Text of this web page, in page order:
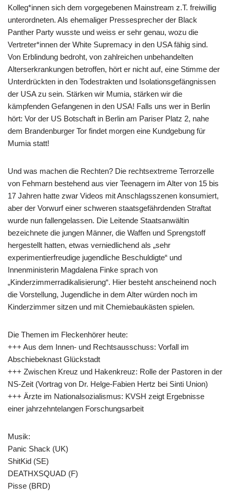
Kolleg*innen sich dem vorgegebenen Mainstream z.T. freiwillig
unterordneten. Als ehemaliger Pressesprecher der Black
Panther Party wusste und weiss er sehr genau, wozu die
Vertreter*innen der White Supremacy in den USA fähig sind.
Von Erblindung bedroht, von zahlreichen unbehandelten
Alterserkrankungen betroffen, hört er nicht auf, eine Stimme der
Unterdrückten in den Todestrakten und Isolationsgefängnissen
der USA zu sein. Stärken wir Mumia, stärken wir die
kämpfenden Gefangenen in den USA! Falls uns wer in Berlin
hört: Vor der US Botschaft in Berlin am Pariser Platz 2, nahe
dem Brandenburger Tor findet morgen eine Kundgebung für
Mumia statt!
Und was machen die Rechten? Die rechtsextreme Terrorzelle
von Fehmarn bestehend aus vier Teenagern im Alter von 15 bis
17 Jahren hatte zwar Videos mit Anschlagsszenen konsumiert,
aber der Vorwurf einer schweren staatsgefährdenden Straftat
wurde nun fallengelassen. Die Leitende Staatsanwältin
bezeichnete die jungen Männer, die Waffen und Sprengstoff
hergestellt hatten, etwas verniedlichend als „sehr
experimentierfreudige jugendliche Beschuldigte“ und
Innenministerin Magdalena Finke sprach von
„Kinderzimmerradikalisierung“. Hier besteht anscheinend noch
die Vorstellung, Jugendliche in dem Alter würden noch im
Kinderzimmer sitzen und mit Chemiebaukästen spielen.
Die Themen im Fleckenhörer heute:
+++ Aus dem Innen- und Rechtsausschuss: Vorfall im
Abschiebeknast Glückstadt
+++ Zwischen Kreuz und Hakenkreuz: Rolle der Pastoren in der
NS-Zeit (Vortrag von Dr. Helge-Fabien Hertz bei Sinti Union)
+++ Ärzte im Nationalsozialismus: KVSH zeigt Ergebnisse
einer jahrzehntelangen Forschungsarbeit
Musik:
Panic Shack (UK)
ShitKid (SE)
DEATHXSQUAD (F)
Pisse (BRD)